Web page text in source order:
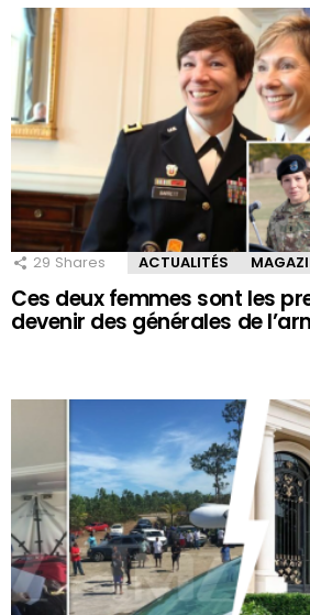
29 Shares ACTUALITÉS
Ces deux femmes sont les
devenir des générales de